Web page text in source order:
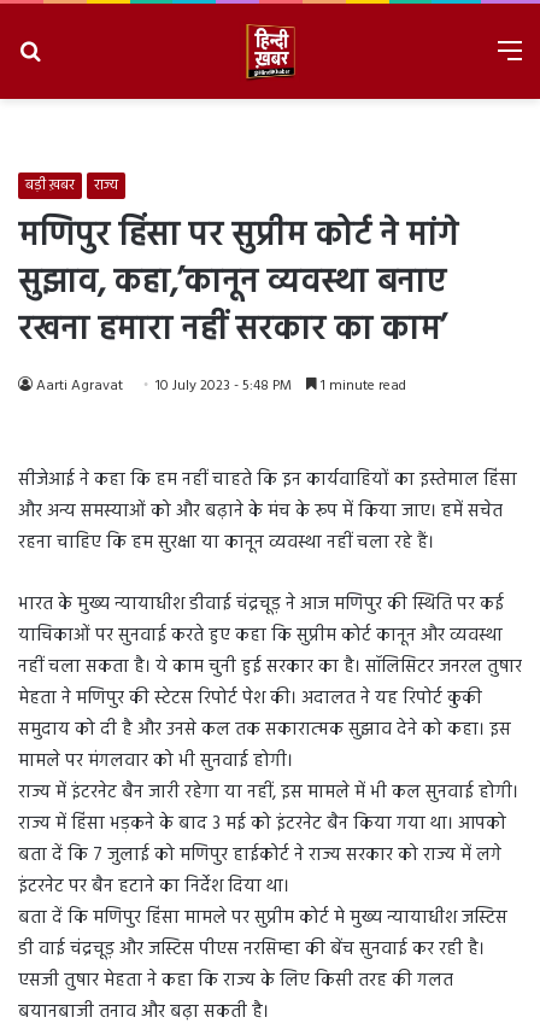
बड़ी ख़बर राज्य
मणिपुर हिंसा पर सुप्रीम कोर्ट ने मांगे
सुझाव, कहा,’कानून व्यवस्था बनाए
रखना हमारा नहीं सरकार का काम’
Aarti Agravat 10 July 2023 - 5:48 PM 1 minute read
सीजेआई ने कहा कि हम नहीं चाहते कि इन कार्यवाहियों का इस्तेमाल हिंसा
और अन्य समस्याओं को और बढ़ाने के मंच के रूप में किया जाए। हमें सचेत
रहना चाहिए कि हम सुरक्षा या कानून व्यवस्था नहीं चला रहे हैं।
भारत के मुख्य न्यायाधीश डीवाई चंद्रचूड़ ने आज मणिपुर की स्थिति पर कई
याचिकाओं पर सुनवाई करते हुए कहा कि सुप्रीम कोर्ट कानून और व्यवस्था
नहीं चला सकता है। ये काम चुनी हुई सरकार का है। सॉलिसिटर जनरल तुषार
मेहता ने मणिपुर की स्टेटस रिपोर्ट पेश की। अदालत ने यह रिपोर्ट कुकी
समुदाय को दी है और उनसे कल तक सकारात्मक सुझाव देने को कहा। इस
मामले पर मंगलवार को भी सुनवाई होगी।
राज्य में इंटरनेट बैन जारी रहेगा या नहीं, इस मामले में भी कल सुनवाई होगी।
राज्य में हिंसा भड़कने के बाद 3 मई को इंटरनेट बैन किया गया था। आपको
बता दें कि 7 जुलाई को मणिपुर हाईकोर्ट ने राज्य सरकार को राज्य में लगे
इंटरनेट पर बैन हटाने का निर्देश दिया था।
बता दें कि मणिपुर हिंसा मामले पर सुप्रीम कोर्ट मे मुख्य न्यायाधीश जस्टिस
डी वाई चंद्रचूड़ और जस्टिस पीएस नरसिम्हा की बेंच सुनवाई कर रही है।
एसजी तुषार मेहता ने कहा कि राज्य के लिए किसी तरह की गलत
बयानबाजी तनाव और बढ़ा सकती है।